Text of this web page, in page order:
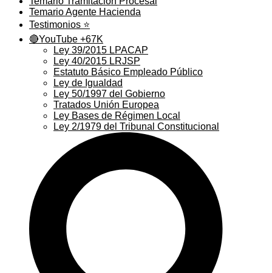
Temario Agente Hacienda
Testimonios ⭐️
🔴YouTube +67K
Ley 39/2015 LPACAP
Ley 40/2015 LRJSP
Estatuto Básico Empleado Público
Ley de Igualdad
Ley 50/1997 del Gobierno
Tratados Unión Europea
Ley Bases de Régimen Local
Ley 2/1979 del Tribunal Constitucional